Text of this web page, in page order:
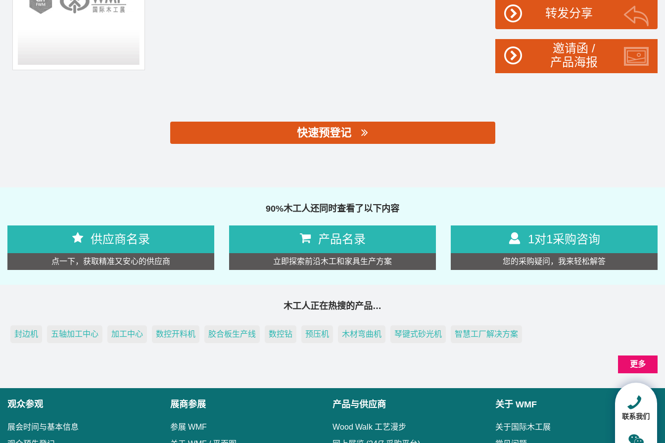
转发分享
邀请函 /
产品海报
快速预登记
90%木工人还同时查看了以下内容
供应商名录
点一下，获取精准又安心的供应商
产品名录
立即探索前沿木工和家具生产方案
1对1采购咨询
您的采购疑问，我来轻松解答
木工人正在热搜的产品…
封边机 五轴加工中心 加工中心 数控开料机 胶合板生产线 数控钻 预压机 木材弯曲机 琴键式砂光机 智慧工厂解决方案
更多
观众参观
展会时间与基本信息
展商参展
参展 WMF
产品与供应商
Wood Walk 工艺漫步
关于 WMF
关于国际木工展
联系我们